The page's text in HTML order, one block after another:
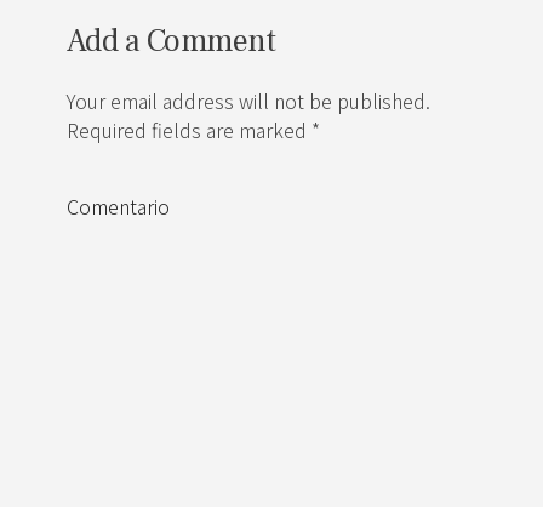
Add a Comment
Your email address will not be published.
Required fields are marked *
Comentario